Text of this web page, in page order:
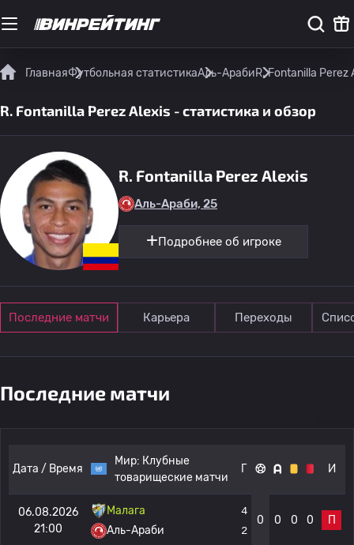
ГлавнаяФутбольная статистикаАль-АрабиR. Fontanilla
R. Fontanilla Perez Alexis - статистика и обзор
R. Fontanilla Perez Alexis
Аль-Араби, 25
Подробнее об игроке
Последние матчи Карьера Переходы
Последние матчи
Дата / Время
Мир: Клубные
товарищеские матчи
Г И
06.08.2026
21:00
Малага
Аль-Араби
4
2
0 0 0 0 П